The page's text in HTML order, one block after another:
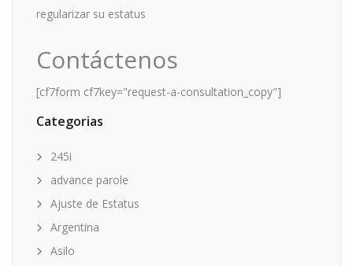
regularizar su estatus
Contáctenos
[cf7form cf7key="request-a-consultation_copy"]
Categorias
245i
advance parole
Ajuste de Estatus
Argentina
Asilo